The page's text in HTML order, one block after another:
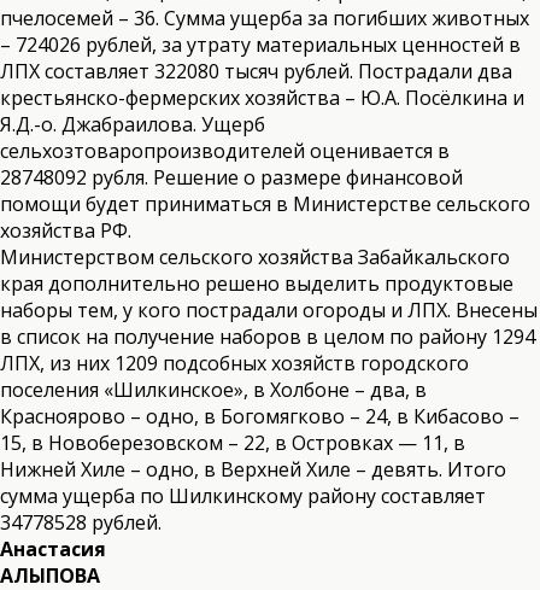
пчелосемей – 36. Сумма ущерба за погибших животных
– 724026 рублей, за утрату материальных ценностей в
ЛПХ составляет 322080 тысяч рублей. Пострадали два
крестьянско-фермерских хозяйства – Ю.А. Посёлкина и
Я.Д.-о. Джабраилова. Ущерб
сельхозтоваропроизводителей оценивается в
28748092 рубля. Решение о размере финансовой
помощи будет приниматься в Министерстве сельского
хозяйства РФ.
Министерством сельского хозяйства Забайкальского
края дополнительно решено выделить продуктовые
наборы тем, у кого пострадали огороды и ЛПХ. Внесены
в список на получение наборов в целом по району 1294
ЛПХ, из них 1209 подсобных хозяйств городского
поселения «Шилкинское», в Холбоне – два, в
Красноярово – одно, в Богомягково – 24, в Кибасово –
15, в Новоберезовском – 22, в Островках — 11, в
Нижней Хиле – одно, в Верхней Хиле – девять. Итого
сумма ущерба по Шилкинскому району составляет
34778528 рублей.
Анастасия
АЛЫПОВА